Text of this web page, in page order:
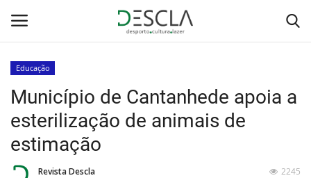
Home
Educação
Município de Cantanhede apoia a
esterilização de animais de
estimação
Revista Descla
2245